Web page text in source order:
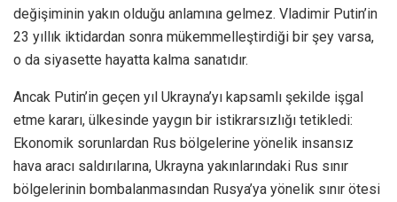
değişiminin yakın olduğu anlamına gelmez. Vladimir Putin’in
23 yıllık iktidardan sonra mükemmelleştirdiği bir şey varsa,
o da siyasette hayatta kalma sanatıdır.
Ancak Putin’in geçen yıl Ukrayna’yı kapsamlı şekilde işgal
etme kararı, ülkesinde yaygın bir istikrarsızlığı tetikledi:
Ekonomik sorunlardan Rus bölgelerine yönelik insansız
hava aracı saldırılarına, Ukrayna yakınlarındaki Rus sınır
bölgelerinin bombalanmasından Rusya’ya yönelik sınır ötesi